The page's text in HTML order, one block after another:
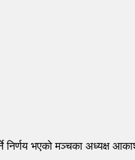
निर्णय भएको मञ्चका अध्यक्ष